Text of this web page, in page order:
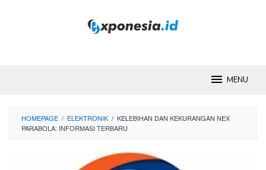
MENU
HOMEPAGE / ELEKTRONIK / KELEBIHAN DAN KEKURANGAN NEX
PARABOLA: INFORMASI TERBARU